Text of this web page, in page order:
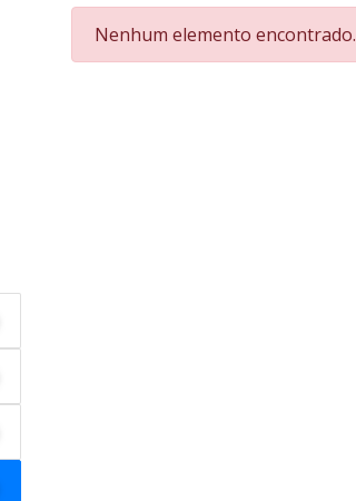
Nenhum elemento encontrado.